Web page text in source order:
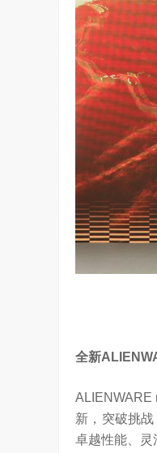
全新
ALIENWARE
新，突破挑
卓越性能、灵
算力不是最贵的？谷歌首席科学家：把数据“搬来搬去”才是烧钱大头
7.19K
YC Startup School 2026